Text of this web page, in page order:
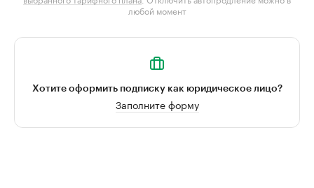
любой момент
Хотите оформить подписку как юридическое лицо?
Заполните форму